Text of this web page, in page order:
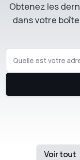
Obtenez les
dans votre
Voir tout